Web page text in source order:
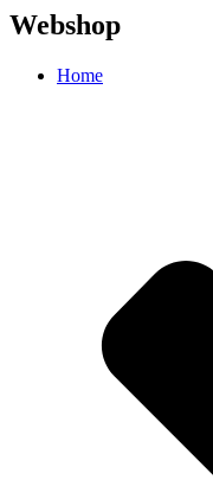
Webshop
Home